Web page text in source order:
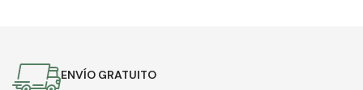
ENVÍO GRATUITO